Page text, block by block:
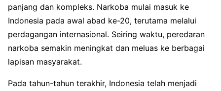
panjang dan kompleks. Narkoba mulai masuk ke
Indonesia pada awal abad ke-20, terutama melalui
perdagangan internasional. Seiring waktu, peredaran
narkoba semakin meningkat dan meluas ke berbagai
lapisan masyarakat.
Pada tahun-tahun terakhir, Indonesia telah menjadi